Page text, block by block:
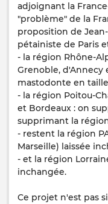
adjoignant la
"problème" de la
proposition de
pétainiste de Paris
- la région Rhône-
Grenoble, d'Annecy
mastodonte en
- la région Poitou-
et Bordeaux : on
supprimant la
- restent la région
Marseille) laissée
- et la région
inchangée.
Ce projet n'est pas